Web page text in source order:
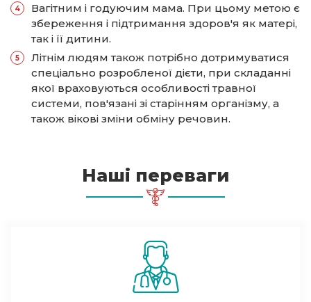
Вагітним і годуючим мама. При цьому метою є
збереження і підтримання здоров'я як матері,
так і її дитини.
Літнім людям також потрібно дотримуватися
спеціально розробленої дієти, при складанні
якої враховуються особливості травної
системи, пов'язані зі старінням організму, а
також вікові зміни обміну речовин.
Наші переваги